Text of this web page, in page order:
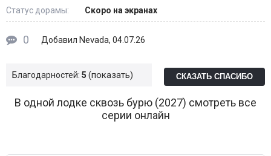
Статус дорамы: Скоро на экранах
0 Добавил Nevada, 04.07.26
Благодарностей: 5 показать СКАЗАТЬ СПАСИБО
В одной лодке сквозь бурю (2027) смотреть все
серии онлайн